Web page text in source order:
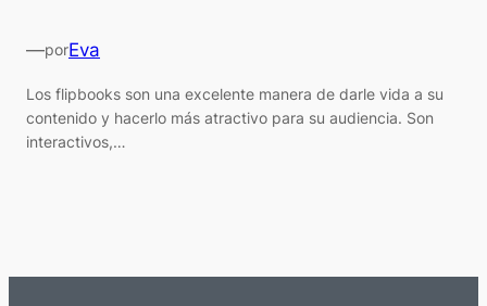
—porEva
Los flipbooks son una excelente manera de darle vida a su
contenido y hacerlo más atractivo para su audiencia. Son
interactivos,…